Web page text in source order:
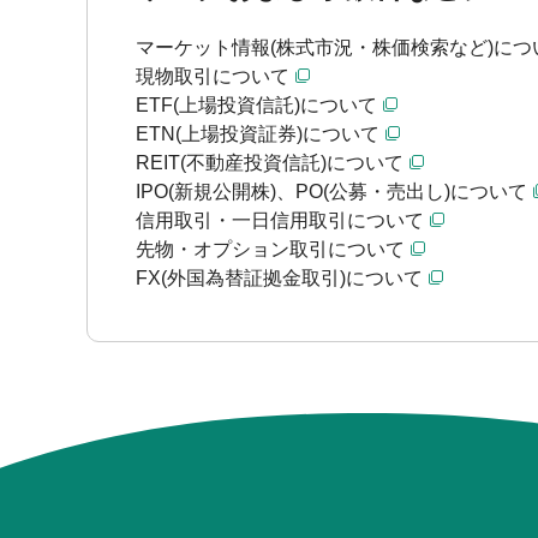
マーケット情報(株式市況・株価検索など)につ
現物取引について
ETF(上場投資信託)について
ETN(上場投資証券)について
REIT(不動産投資信託)について
IPO(新規公開株)、PO(公募・売出し)について
信用取引・一日信用取引について
先物・オプション取引について
FX(外国為替証拠金取引)について